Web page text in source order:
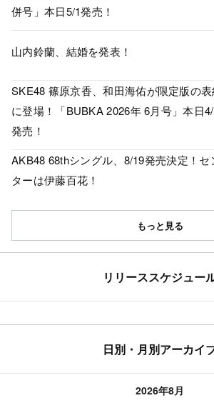
併号」本日5/1発売！
山内鈴蘭、結婚を発表！
SKE48 篠原京香、和田海佑が限定版の
に登場！「BUBKA 2026年 6月号」本日
発売！
AKB48 68thシングル、8/19発売決定！セ
ターは伊藤百花！
もっと見る
リリーススケジュー
日別・月別アーカイ
2026年8月